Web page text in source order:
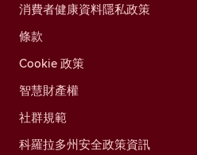
消費者健康資料隱私政策
條款
Cookie 政策
智慧財產權
社群規範
科羅拉多州安全政策資訊